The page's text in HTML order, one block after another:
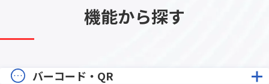
機能から探す
バーコード・QR